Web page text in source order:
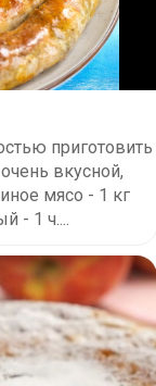
приготовить
вкусной,
мясо - 1 кг
- 1 ч....